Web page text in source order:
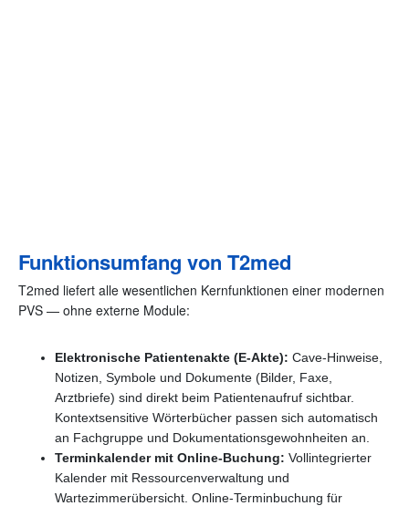
Funktionsumfang von T2med
T2med liefert alle wesentlichen Kernfunktionen einer modernen
PVS — ohne externe Module:
Elektronische Patientenakte (E-Akte): Cave-Hinweise,
Notizen, Symbole und Dokumente (Bilder, Faxe,
Arztbriefe) sind direkt beim Patientenaufruf sichtbar.
Kontextsensitive Wörterbücher passen sich automatisch
an Fachgruppe und Dokumentationsgewohnheiten an.
Terminkalender mit Online-Buchung: Vollintegrierter
Kalender mit Ressourcenverwaltung und
Wartezimmerübersicht. Online-Terminbuchung für